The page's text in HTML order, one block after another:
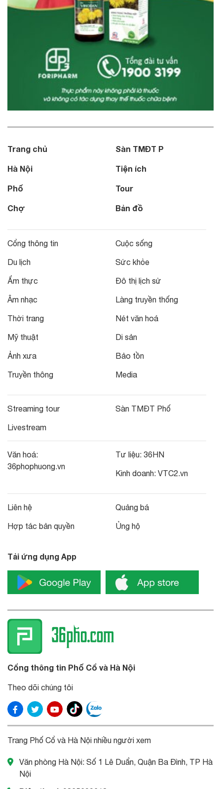
Trang chủ
Hà Nội
Phố
Chợ
Sàn TMĐT P
Tiện ích
Tour
Bản đồ
Cổng thông tin
Du lịch
Ẩm thực
Âm nhạc
Thời trang
Mỹ thuật
Ảnh xưa
Truyền thông
Cuộc sống
Sức khỏe
Đô thị lịch sử
Làng truyền thống
Nét văn hoá
Di sản
Bảo tồn
Media
Streaming tour
Livestream
Sàn TMĐT Phố
Văn hoá:
36phophuong.vn
Tư liệu: 36HN
Kinh doanh: VTC2.vn
Liên hệ
Hợp tác bản quyền
Quảng bá
Ủng hộ
Tải ứng dụng App
Cổng thông tin Phố Cổ và Hà Nội
Theo dõi chúng tôi
Trang Phố Cổ và Hà Nội nhiều người xem
Văn phòng Hà Nội: Số 1 Lê Duẩn, Quận Ba Đình, TP Hà
Nội